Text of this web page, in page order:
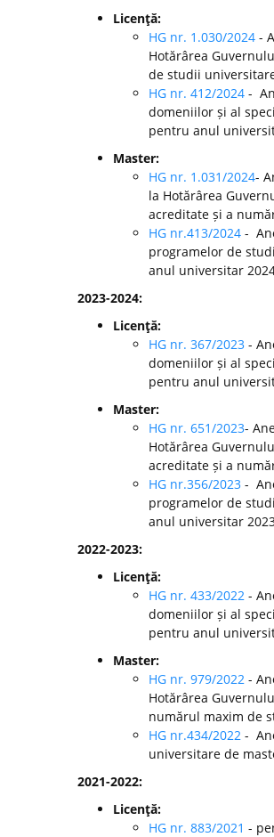
Licenţă:
HG nr. 1.030/2024 -
Hotărârea
de studii
HG nr. 412/2024 -
domeniilor și al
pentru anul
Master:
HG nr. 1.031/2024-
la Hotărârea
acreditate și a
HG nr.413/2024 -
programelor de
anul universitar
2023-2024:
Licenţă:
HG nr. 367/2023 -
domeniilor și al
pentru anul
Master:
HG nr. 651/2023-
Hotărârea
acreditate și a
HG nr.356/2023 -
programelor de
anul universitar
2022-2023:
Licenţă:
HG nr. 433/2022 -
domeniilor și al
pentru anul
Master:
HG nr. 979/2022 -
Hotărârea
numărul maxim de
HG nr.434/2022 -
universitare de
2021-2022:
Licenţă:
HG nr. 883/2021 -